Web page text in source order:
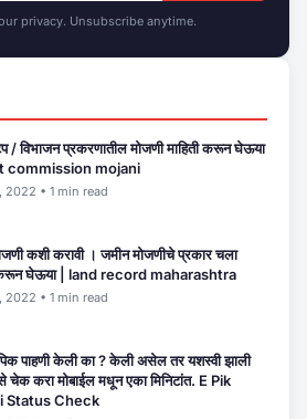
privacy. Unsubscribe anytime.
/ विभाजन प्रकरणातील मोजणी माहिती करून घेऊया
commission mojani
2022 • 1 min read
कशी करावी । जमीन मोजणीचे प्रकार चला
करून घेऊया | land record maharashtra
2022 • 1 min read
पाहणी केली का ? केली असेल तर यशस्वी झाली
चेक करा मोबाईल मधून एका मिनिटांत. E Pik
Status Check